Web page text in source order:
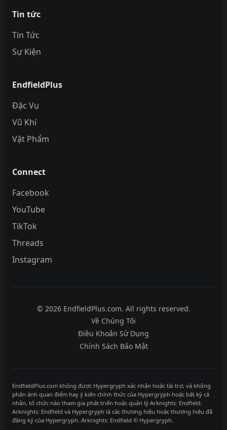
Tin tức
Tin Tức
Sự Kiện
EndfieldPlus
Đặc Vụ
Vũ Khí
Vật Phẩm
Connect
Facebook
YouTube
TikTok
Threads
Instagram
© 2026 EndfieldPlus.com. All rights reserved.
Về Chúng Tôi
Điều Khoản Sử Dụng
Chính Sách Bảo Mật
EndfieldPlus.com không được Hypergryph xác nhận hoặc tài trợ, và không
phản ánh quan điểm hay ý kiến chính thức của Hypergryph hoặc bất kỳ cá
nhân, tổ chức nào tham gia phát triển hoặc quản lý Arknights: Endfield.
Arknights: Endfield và Hypergryph là các thương hiệu hoặc thương hiệu đã
đăng ký của Hypergryph. Arknights: Endfield © Hypergryph.